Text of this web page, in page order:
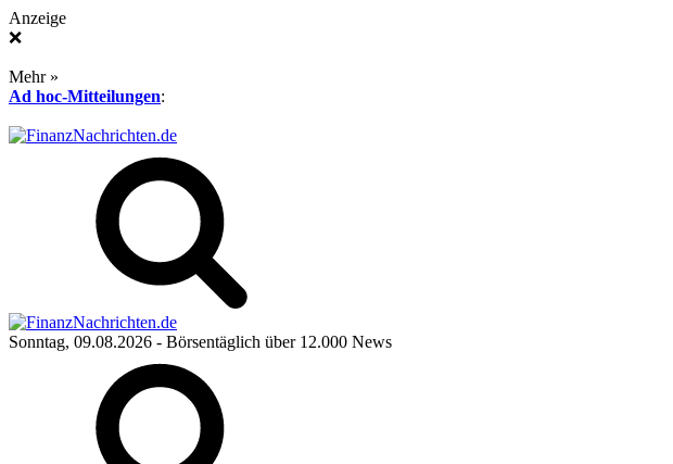
Anzeige
❌
Mehr »
Ad hoc-Mitteilungen:
Sonntag, 09.08.2026 - Börsentäglich über 12.000 News